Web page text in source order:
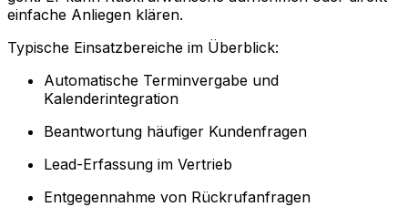
einfache Anliegen klären.
Typische Einsatzbereiche im Überblick:
Automatische Terminvergabe und
Kalenderintegration
Beantwortung häufiger Kundenfragen
Lead-Erfassung im Vertrieb
Entgegennahme von Rückrufanfragen